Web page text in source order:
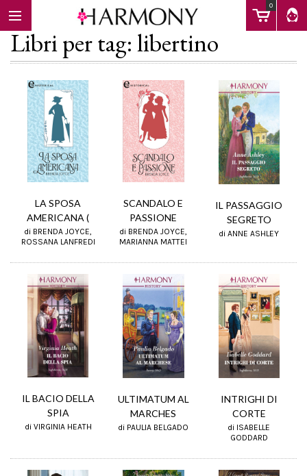
0
EBOOK
Libri per tag: libertino
LA SPOSA
AMERICANA (
di BRENDA JOYCE,
ROSSANA LANFREDI
SCANDALO E
PASSIONE
di BRENDA JOYCE,
MARIANNA MATTEI
IL PASSAGGIO
SEGRETO
di ANNE ASHLEY
IL BACIO DELLA
SPIA
di VIRGINIA HEATH
ULTIMATUM AL
MARCHES
di PAULIA BELGADO
INTRIGHI DI
CORTE
di ISABELLE
GODDARD